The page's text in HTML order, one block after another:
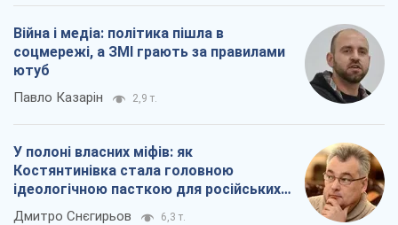
Війна і медіа: політика пішла в
соцмережі, а ЗМІ грають за правилами
ютуб
Павло Казарін 2,9 т.
У полоні власних міфів: як
Костянтинівка стала головною
ідеологічною пасткою для російських
окупантів
Дмитро Снєгирьов 6,3 т.